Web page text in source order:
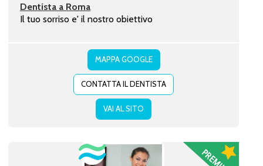
Dentista a Roma
Il tuo sorriso e' il nostro obiettivo
MAPPA GOOGLE
CONTATTA IL DENTISTA
VAI AL SITO